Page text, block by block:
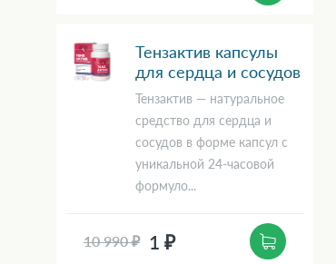
Тензактив капсулы
для сердца и сосудов
Тензактив — натуральное
средство для сердца и
сосудов в форме капсул с
уникальной 24-часовой
формуло...
10 990 ₽ 1 ₽